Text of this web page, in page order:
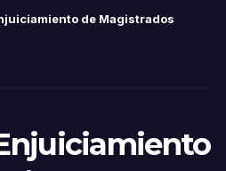
de Magistrados